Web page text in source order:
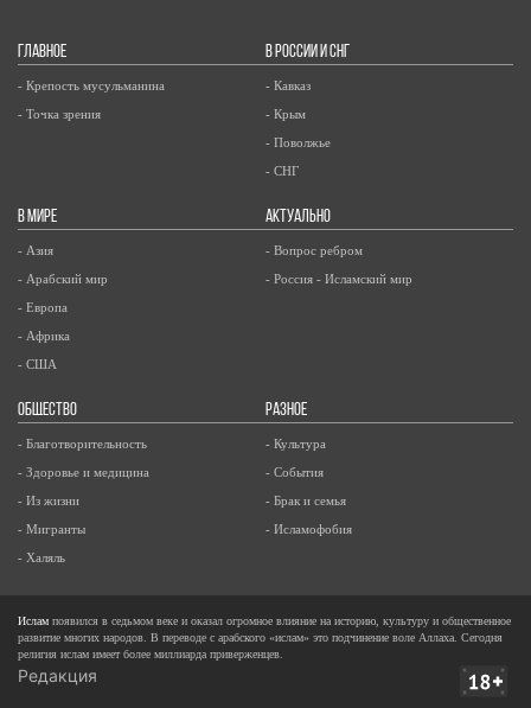
ГЛАВНОЕ
- Крепость мусульманина
- Точка зрения
В РОССИИ И СНГ
- Кавказ
- Крым
- Поволжье
- СНГ
В МИРЕ
- Азия
- Арабский мир
- Европа
- Африка
- США
АКТУАЛЬНО
- Вопрос ребром
- Россия - Исламский мир
ОБЩЕСТВО
- Благотворительность
- Здоровье и медицина
- Из жизни
- Мигранты
- Халяль
РАЗНОЕ
- Культура
- События
- Брак и семья
- Исламофобия
Ислам появился в седьмом веке и оказал огромное влияние на историю, культуру и общественное
развитие многих народов. В переводе с арабского «ислам» это подчинение воле Аллаха. Сегодня
религия ислам имеет более миллиарда приверженцев.
Редакция